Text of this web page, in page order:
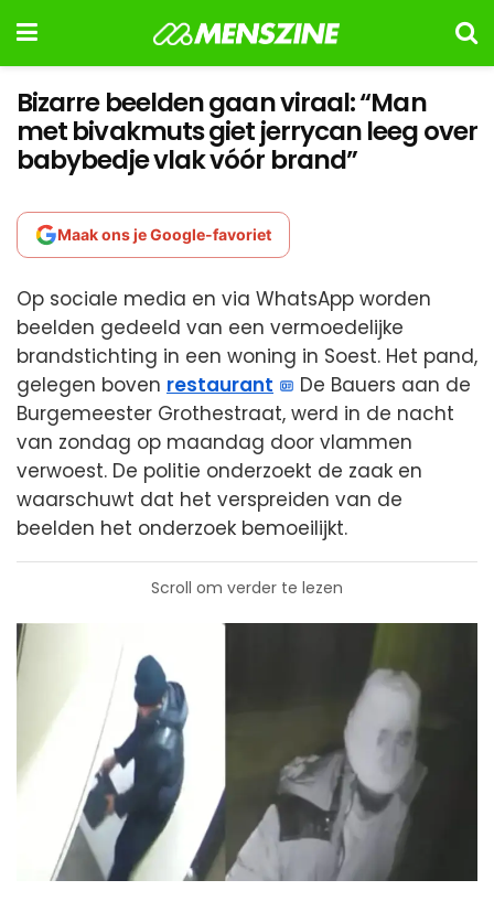
Bizarre beelden gaan viraal: “Man
met bivakmuts giet jerrycan leeg over
babybedje vlak vóór brand”
Maak ons je Google-favoriet
Op sociale media en via WhatsApp worden
beelden gedeeld van een vermoedelijke
brandstichting in een woning in Soest. Het pand,
gelegen boven restaurant
De Bauers aan de
Burgemeester Grothestraat, werd in de nacht
van zondag op maandag door vlammen
verwoest. De politie onderzoekt de zaak en
waarschuwt dat het verspreiden van de
beelden het onderzoek bemoeilijkt.
Scroll om verder te lezen